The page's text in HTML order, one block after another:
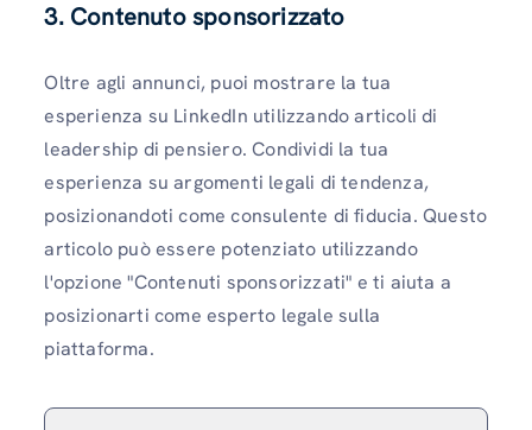
3. Contenuto sponsorizzato
Oltre agli annunci, puoi mostrare la tua
esperienza su LinkedIn utilizzando articoli di
leadership di pensiero. Condividi la tua
esperienza su argomenti legali di tendenza,
posizionandoti come consulente di fiducia. Questo
articolo può essere potenziato utilizzando
l'opzione "Contenuti sponsorizzati" e ti aiuta a
posizionarti come esperto legale sulla
piattaforma.